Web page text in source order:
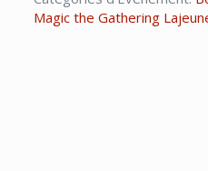
Magic the Gathering